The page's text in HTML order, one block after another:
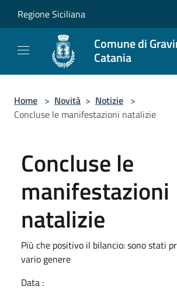
Regione Siciliana
Comune di
Catania
Home > Novità > Notizie >
Concluse le manifestazioni natalizie
Concluse le
manifestazioni
natalizie
Più che positivo il bilancio: sono stati
vario genere
Data :